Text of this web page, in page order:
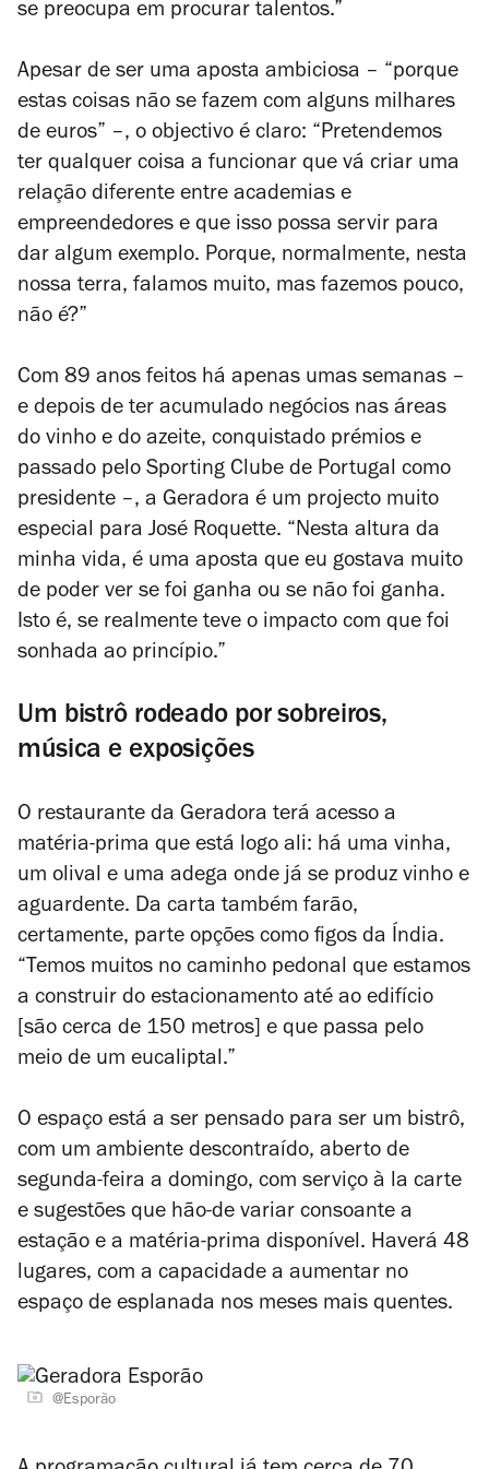
se preocupa em procurar talentos.”
Apesar de ser uma aposta ambiciosa – “porque
estas coisas não se fazem com alguns milhares
de euros” –, o objectivo é claro: “Pretendemos
ter qualquer coisa a funcionar que vá criar uma
relação diferente entre academias e
empreendedores e que isso possa servir para
dar algum exemplo. Porque, normalmente, nesta
nossa terra, falamos muito, mas fazemos pouco,
não é?”
Com 89 anos feitos há apenas umas semanas –
e depois de ter acumulado negócios nas áreas
do vinho e do azeite, conquistado prémios e
passado pelo Sporting Clube de Portugal como
presidente –, a Geradora é um projecto muito
especial para José Roquette. “Nesta altura da
minha vida, é uma aposta que eu gostava muito
de poder ver se foi ganha ou se não foi ganha.
Isto é, se realmente teve o impacto com que foi
sonhada ao princípio.”
Um bistrô rodeado por sobreiros,
música e exposições
O restaurante da Geradora terá acesso a
matéria-prima que está logo ali: há uma vinha,
um olival e uma adega onde já se produz vinho e
aguardente. Da carta também farão,
certamente, parte opções como figos da Índia.
“Temos muitos no caminho pedonal que estamos
a construir do estacionamento até ao edifício
[são cerca de 150 metros] e que passa pelo
meio de um eucaliptal.”
O espaço está a ser pensado para ser um bistrô,
com um ambiente descontraído, aberto de
segunda-feira a domingo, com serviço à la carte
e sugestões que hão-de variar consoante a
estação e a matéria-prima disponível. Haverá 48
lugares, com a capacidade a aumentar no
espaço de esplanada nos meses mais quentes.
@Esporão